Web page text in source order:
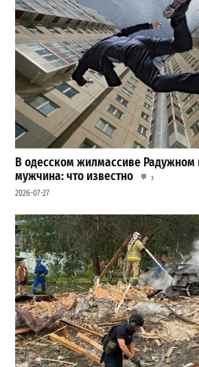
В одесском жилмассиве Радужном
мужчина: что известно
3
2026-07-27